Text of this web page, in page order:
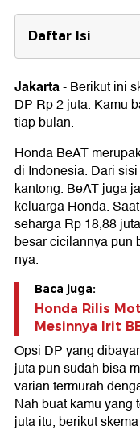
Daftar Isi
Skema
Spesifikasi
Jakarta-Berikut ini
DP Rp 2 juta. Kamu
tiap bulan.
Honda BeAT
di Indonesia. Dari
kantong. BeAT juga
keluarga Honda.
seharga Rp 18,88
besar cicilannya pun
nya.
Baca juga:
Honda Rilis
Mesinnya Irit
Opsi DP yang
juta pun sudah bisa
varian termurah
Nah buat kamu yang
juta itu, berikut